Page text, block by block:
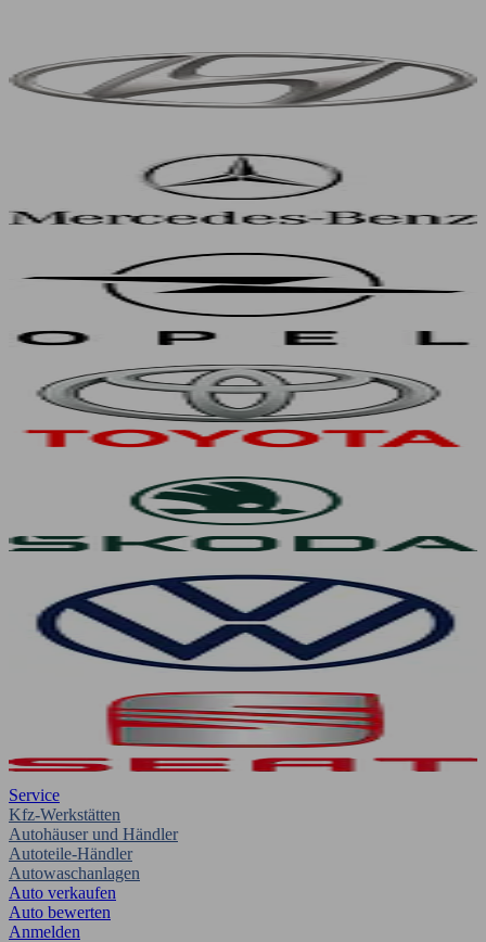
Service
Kfz-Werkstätten
Autohäuser und Händler
Autoteile-Händler
Autowaschanlagen
Auto verkaufen
Auto bewerten
Anmelden